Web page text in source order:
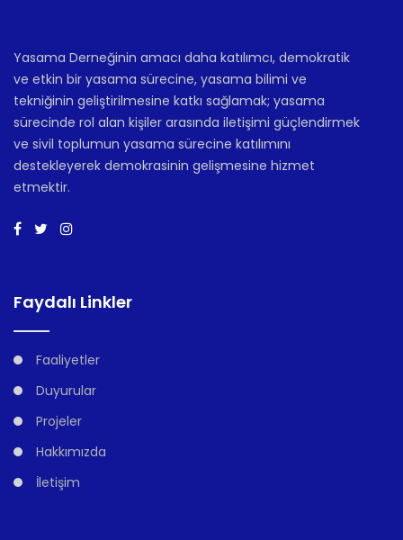
Yasama Derneğinin amacı daha katılımcı, demokratik
ve etkin bir yasama sürecine, yasama bilimi ve
tekniğinin geliştirilmesine katkı sağlamak; yasama
sürecinde rol alan kişiler arasında iletişimi güçlendirmek
ve sivil toplumun yasama sürecine katılımını
destekleyerek demokrasinin gelişmesine hizmet
etmektir.
Faydalı Linkler
Faaliyetler
Duyurular
Projeler
Hakkımızda
İletişim